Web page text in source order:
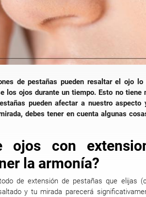
de pestañas pueden resaltar el ojo
los ojos durante un tiempo. Esto no tiene
pueden afectar a nuestro
debes tener en cuenta algunas
ojos con
la armonía?
de extensión de pestañas que elijas
y tu mirada parecerá